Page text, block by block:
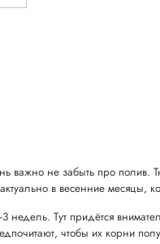
важно не забыть про
в весенние месяцы,
недель. Тут придётся
чтобы их корни